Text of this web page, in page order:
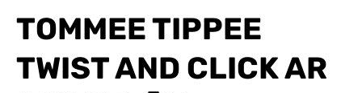
TOMMEE TIPPEE
TWIST AND CLICK AR